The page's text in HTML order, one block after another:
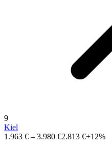
9
Kiel
1.963 € – 3.980 €2.813 €+12%